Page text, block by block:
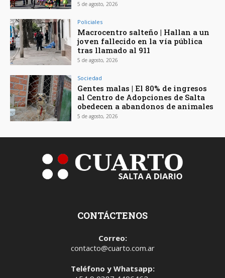
5 de agosto, 2026
Policiales
Macrocentro salteño | Hallan a un
joven fallecido en la vía pública
tras llamado al 911
5 de agosto, 2026
Sociedad
Gentes malas | El 80% de ingresos
al Centro de Adopciones de Salta
obedecen a abandonos de animales
5 de agosto, 2026
CONTÁCTENOS
Correo:
contacto@cuarto.com.ar
Teléfono y Whatsapp: